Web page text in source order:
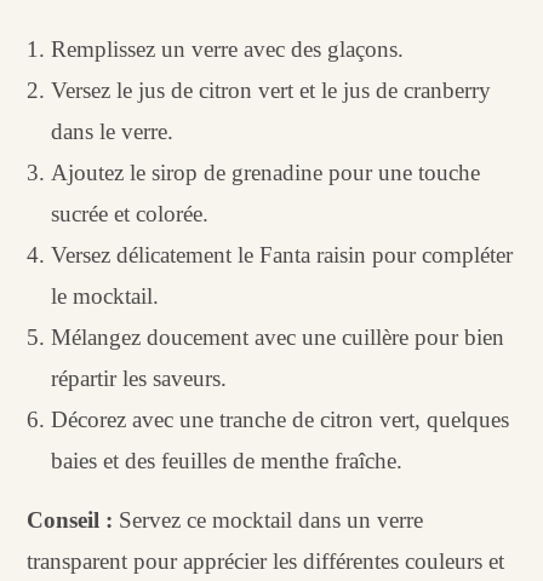
Remplissez un verre avec des glaçons.
Versez le jus de citron vert et le jus de cranberry
dans le verre.
Ajoutez le sirop de grenadine pour une touche
sucrée et colorée.
Versez délicatement le Fanta raisin pour compléter
le mocktail.
Mélangez doucement avec une cuillère pour bien
répartir les saveurs.
Décorez avec une tranche de citron vert, quelques
baies et des feuilles de menthe fraîche.
Conseil : Servez ce mocktail dans un verre
transparent pour apprécier les différentes couleurs et